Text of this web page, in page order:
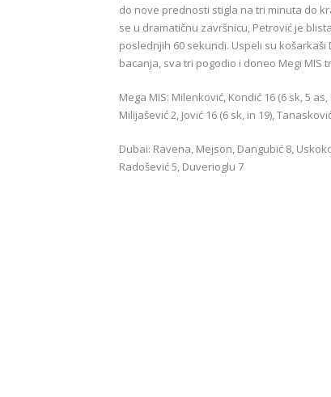
do nove prednosti stigla na tri minuta do
se u dramatičnu završnicu, Petrović je
poslednjih 60 sekundi. Uspeli su
bacanja, sva tri pogodio i doneo Megi MIS
Mega MIS: Milenković, Kondić 16 (6 sk, 5
Milijašević 2, Jović 16 (6 sk, in 19),
Dubai: Ravena, Mejson, Dangubić 8,
Radošević 5, Duverioglu 7